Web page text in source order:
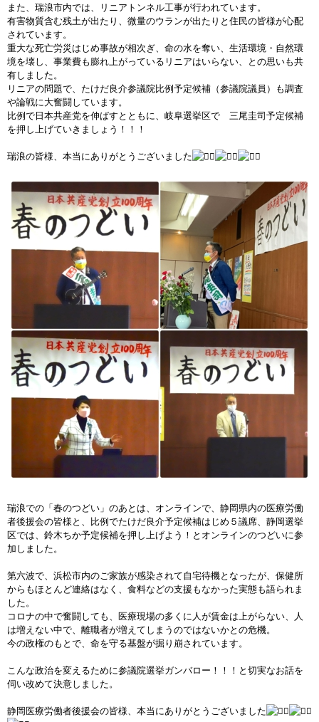
また、瑞浪市内では、リニアトンネル工事が行われています。
有害物質含む残土が出たり、微量のウランが出たりと住民の皆様が心配
されています。
重大な死亡労災はじめ事故が相次ぎ、命の水を奪い、生活環境・自然環
境を壊し、事業費も膨れ上がっているリニアはいらない、との思いも共
有しました。
リニアの問題で、たけだ良介参議院比例予定候補（参議院議員）も調査
や論戦に大奮闘しています。
比例で日本共産党を伸ばすとともに、岐阜選挙区で 三尾圭司予定候補
を押し上げていきましょう！！！
瑞浪の皆様、本当にありがとうございました
瑞浪での「春のつどい」のあとは、オンラインで、静岡県内の医療労働
者後援会の皆様と、比例でたけだ良介予定候補はじめ５議席、静岡選挙
区では、鈴木ちか予定候補を押し上げよう！とオンラインのつどいに参
加しました。
第六波で、浜松市内のご家族が感染されて自宅待機となったが、保健所
からもほとんど連絡はなく、食料などの支援もなかった実態も語られま
した。
コロナの中で奮闘しても、医療現場の多くに人が賃金は上がらない、人
は増えない中で、離職者が増えてしまうのではないかとの危機。
今の政権のもとで、命を守る基盤が掘り崩されています。
こんな政治を変えるために参議院選挙ガンバロー！！！と切実なお話を
伺い改めて決意しました。
静岡医療労働者後援会の皆様、本当にありがとうございました